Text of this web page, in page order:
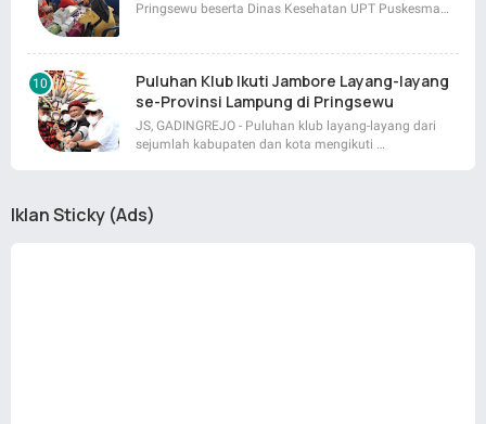
Pringsewu beserta Dinas Kesehatan UPT Puskesma…
Puluhan Klub Ikuti Jambore Layang-layang
se-Provinsi Lampung di Pringsewu
JS, GADINGREJO - Puluhan klub layang-layang dari
sejumlah kabupaten dan kota mengikuti …
Iklan Sticky (Ads)